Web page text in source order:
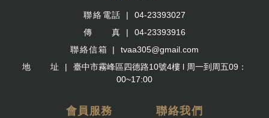
聯絡電話
04-23393027
傳 真
04-23393916
聯絡信箱
tvaa305@gmail.com
地 址
臺中市霧峰區四德路10號4樓 l 周一到周五09：
00~17:00
會員服務 聯絡我們